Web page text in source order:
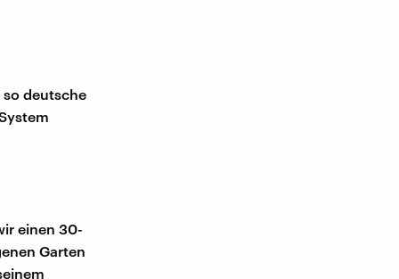
so deutsche
einen 30-
Garten